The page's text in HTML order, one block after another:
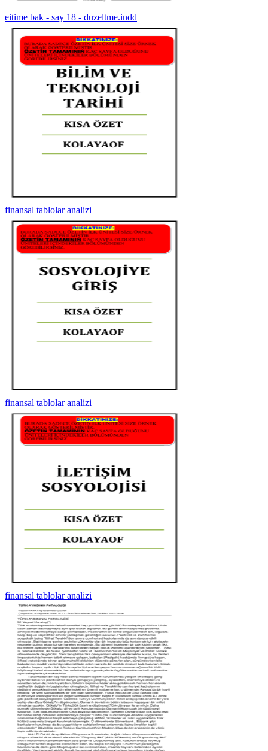
eitime bak - say 18 - duzeltme.indd
finansal tablolar analizi
finansal tablolar analizi
finansal tablolar analizi